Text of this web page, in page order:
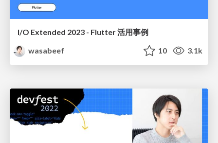
I/O Extended 2023 - Flutter 活用事例
wasabeef
10 3.1k